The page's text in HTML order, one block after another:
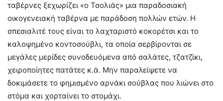
ταβέρνες ξεχωρίζει «ο Τσολιάς» μια παραδοσιακή
οικογενειακή ταβέρνα με παράδοση πολλών ετών. Η
σπεσιαλιτέ τους είναι το λαχταριστό κοκορέτσι και το
καλοψημένο κοντοσούβλι, τα οποία σερβίρονται σε
μεγάλες μερίδες συνοδευόμενα από σαλάτες, τζατζίκι,
χειροποίητες πατάτες κ.ά. Μην παραλείψετε να
δοκιμάσετε το φημισμένο αρνάκι σούβλας που λιώνει στο
στόμα και χορταίνει το στομάχι.